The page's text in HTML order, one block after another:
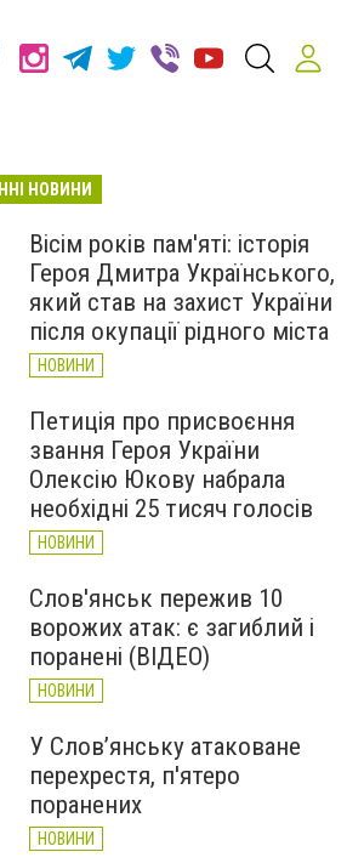
НОВИНИ
Вісім років пам'яті: історія
Героя Дмитра Українського,
який став на захист України
після окупації рідного міста
НОВИНИ
Петиція про присвоєння
звання Героя України
Олексію Юкову набрала
необхідні 25 тисяч голосів
НОВИНИ
Слов'янськ пережив 10
ворожих атак: є загиблий і
поранені (ВІДЕО)
НОВИНИ
У Слов’янську атаковане
перехрестя, п'ятеро
поранених
НОВИНИ